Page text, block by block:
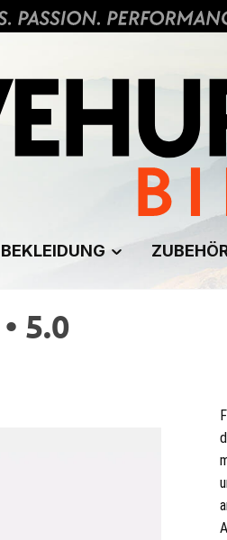
BEKLEIDUNG
5.0